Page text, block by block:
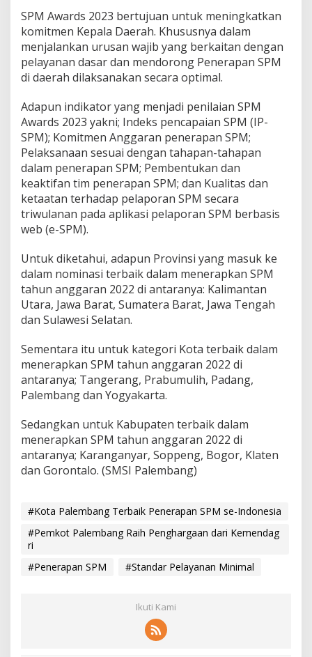
SPM Awards 2023 bertujuan untuk meningkatkan
komitmen Kepala Daerah. Khususnya dalam
menjalankan urusan wajib yang berkaitan dengan
pelayanan dasar dan mendorong Penerapan SPM
di daerah dilaksanakan secara optimal.
Adapun indikator yang menjadi penilaian SPM
Awards 2023 yakni; Indeks pencapaian SPM (IP-
SPM); Komitmen Anggaran penerapan SPM;
Pelaksanaan sesuai dengan tahapan-tahapan
dalam penerapan SPM; Pembentukan dan
keaktifan tim penerapan SPM; dan Kualitas dan
ketaatan terhadap pelaporan SPM secara
triwulanan pada aplikasi pelaporan SPM berbasis
web (e-SPM).
Untuk diketahui, adapun Provinsi yang masuk ke
dalam nominasi terbaik dalam menerapkan SPM
tahun anggaran 2022 di antaranya: Kalimantan
Utara, Jawa Barat, Sumatera Barat, Jawa Tengah
dan Sulawesi Selatan.
Sementara itu untuk kategori Kota terbaik dalam
menerapkan SPM tahun anggaran 2022 di
antaranya; Tangerang, Prabumulih, Padang,
Palembang dan Yogyakarta.
Sedangkan untuk Kabupaten terbaik dalam
menerapkan SPM tahun anggaran 2022 di
antaranya; Karanganyar, Soppeng, Bogor, Klaten
dan Gorontalo. (SMSI Palembang)
#Kota Palembang Terbaik Penerapan SPM se-Indonesia
#Pemkot Palembang Raih Penghargaan dari Kemendag
ri
#Penerapan SPM
#Standar Pelayanan Minimal
Ikuti Kami